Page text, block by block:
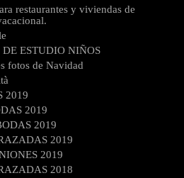
restaurantes y viviendas de
DE ESTUDIO NIÑOS
fotos de Navidad
2019
2019
2019
2019
2019
2018